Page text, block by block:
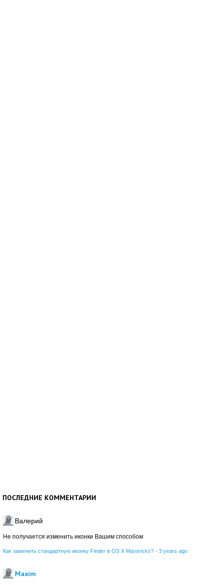
ПОСЛЕДНИЕ КОММЕНТАРИИ
Валерий
Не получается изменить иконки Вашим способом
Как заменить стандартную иконку Finder в OS X Mavericks? · 3 years ago
Maxim